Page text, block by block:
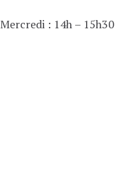
Mercredi : 14h – 15h30